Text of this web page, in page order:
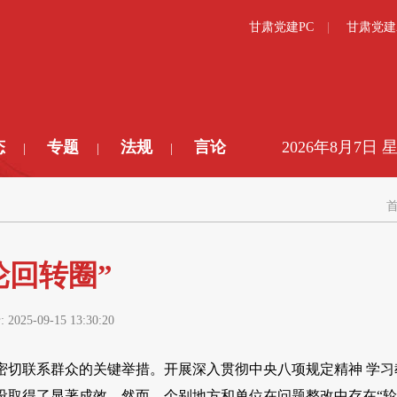
甘肃党建PC 甘肃党
专题 法规 言论 2026年8月7日
转圈”
2025-09-15 13:30:20
联系群众的关键举措。开展深入贯彻中央八项规定精神 学